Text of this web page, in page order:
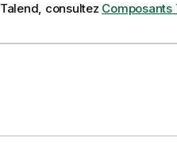
Talend, consultez Composants